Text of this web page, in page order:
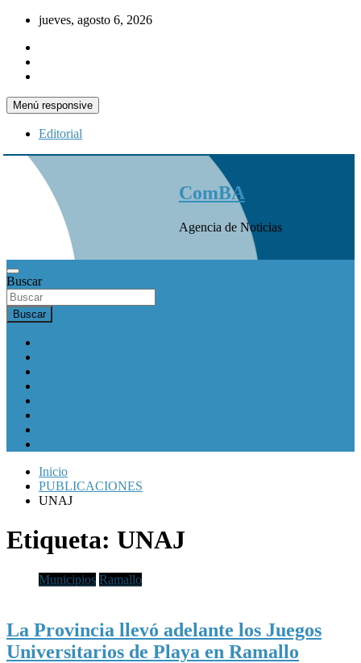
Saltar
contenido
jueves, agosto 6, 2026
Menú responsive
Editorial
ComBA
Agencia de Noticias
Buscar
Buscar
Inicio
PUBLICACIONES
UNAJ
Etiqueta: UNAJ
Municipios Ramallo
La Provincia llevó adelante los Juegos
Universitarios de Playa en Ramallo